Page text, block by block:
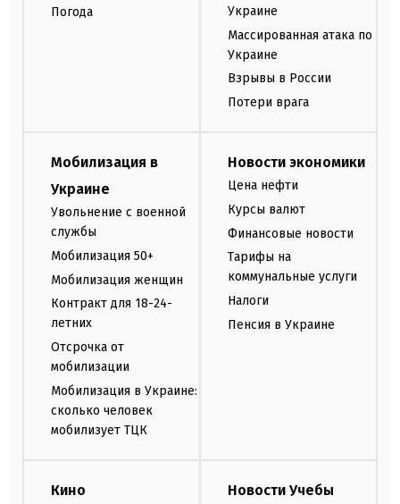
Погода
Украине
Массированная атака по
Украине
Взрывы в России
Потери врага
Мобилизация в
Украине
Увольнение с военной
службы
Мобилизация 50+
Мобилизация женщин
Контракт для 18-24-
летних
Отсрочка от
мобилизации
Мобилизация в Украине:
сколько человек
мобилизует ТЦК
Новости экономики
Цена нефти
Курсы валют
Финансовые новости
Тарифы на
коммунальные услуги
Налоги
Пенсия в Украине
Кино Новости Учебы